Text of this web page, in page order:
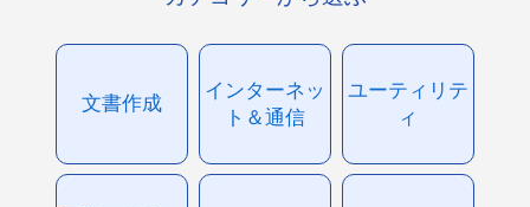
文書作成
インターネッ
ト＆通信
ユーティリテ
ィ